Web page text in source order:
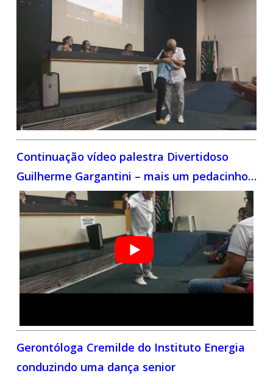
Continuação vídeo palestra Divertidoso
Guilherme Gargantini – mais um pedacinho…
Gerontóloga Cremilde do Instituto Energia
conduzindo uma dança senior